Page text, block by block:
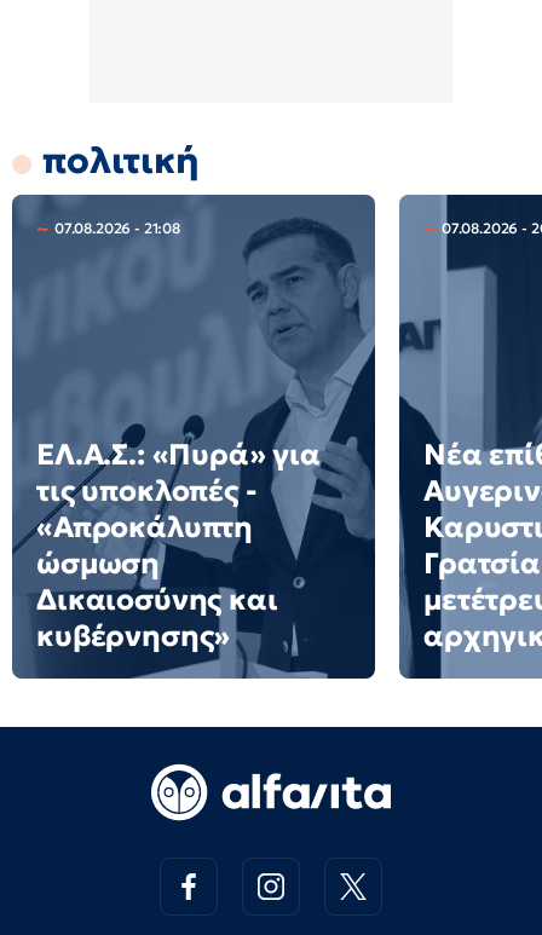
πολιτική
07.08.2026 - 21:08
ΕΛ.Α.Σ.: «Πυρά» για
τις υποκλοπές -
«Απροκάλυπτη
ώσμωση
Δικαιοσύνης και
κυβέρνησης»
07.08.2026 -
Νέα